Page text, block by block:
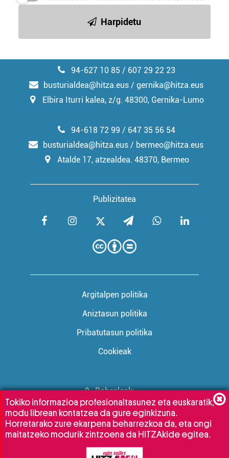
irakurri
Harpidetu
94-627 10 85 / 607 29 22 23
busturialdea@hitza.eus / gernika@hitza.eus
Elbira Iturri kalea, z/g. 48300, Gernika-Lumo
Publizitatea
94-618 72 99 / 647 35 56 54
busturialdea@hitza.eus / bermeo@hitza.eus
Atalde 17, atzealdea. 48370, Bermeo
Argitalpen politika
Aniztasun politika
Pribatutasun politika
Cookieak
Babesleak:
Tokiko informazioa profesionaltasunez eta euskaratik,
modu librean kontatzea da gure eginkizuna.
Horretarako zure ekarpena beharrezkoa da, eta ongi
maitatzeko modurik zintzoena da HITZAkide egitea.